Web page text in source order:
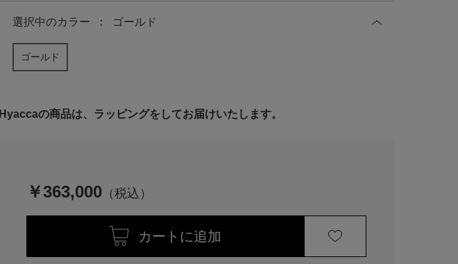
選択中のカラー ： ゴールド
ゴールド
Hyaccaの商品は、ラッピングをしてお届けいたします。
￥363,000
カートに追加